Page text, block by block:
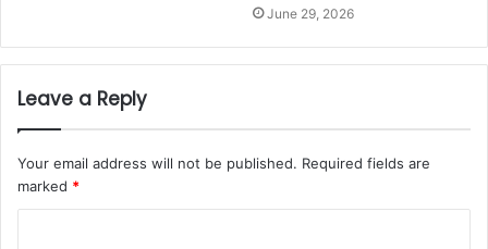
June 29, 2026
Leave a Reply
Your email address will not be published. Required fields are
marked *